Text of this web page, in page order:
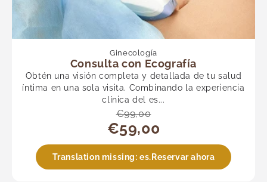
Ginecología
Consulta con Ecografía
Obtén una visión completa y detallada de tu salud
íntima en una sola visita. Combinando la experiencia
clínica del es...
€99,00
€59,00
Translation missing: es.Reservar ahora